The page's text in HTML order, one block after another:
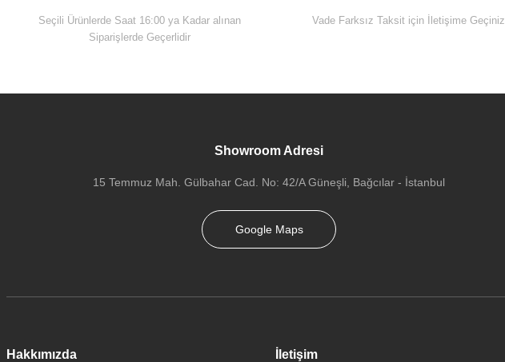
Seçili Ürünlerde Saat 16:00 ya Kadar alınan
Siparişlerde Geçerlidir
Vade Farksız Taksit için İletişime Geçiniz
Showroom Adresi
15 Temmuz Mah. Gülbahar Cad. No: 42/A Güneşli, Bağcılar - İstanbul
Google Maps
Hakkımızda İletişim